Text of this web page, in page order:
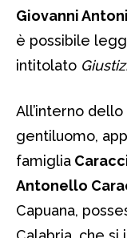
Giovanni
è possibile
intitolato
All’interno
gentiluomo,
famiglia
Antonello
Capuana,